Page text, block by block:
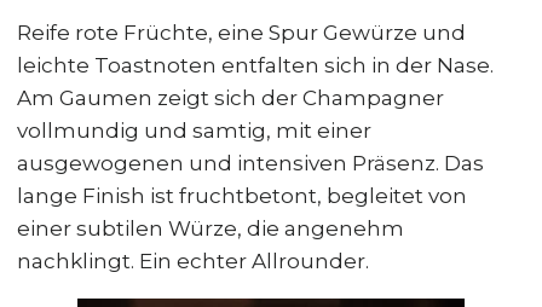
Reife rote Früchte, eine Spur Gewürze und
leichte Toastnoten entfalten sich in der Nase.
Am Gaumen zeigt sich der Champagner
vollmundig und samtig, mit einer
ausgewogenen und intensiven Präsenz. Das
lange Finish ist fruchtbetont, begleitet von
einer subtilen Würze, die angenehm
nachklingt. Ein echter Allrounder.